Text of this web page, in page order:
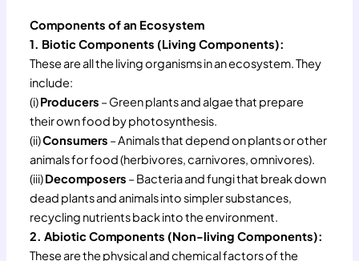
Components of an Ecosystem
1. Biotic Components (Living Components):
These are all the living organisms in an ecosystem. They
include:
(i)Producers – Green plants and algae that prepare
their own food by photosynthesis.
(ii)Consumers – Animals that depend on plants or other
animals for food (herbivores, carnivores, omnivores).
(iii)Decomposers – Bacteria and fungi that break down
dead plants and animals into simpler substances,
recycling nutrients back into the environment.
2. Abiotic Components (Non-living Components):
These are the physical and chemical factors of the